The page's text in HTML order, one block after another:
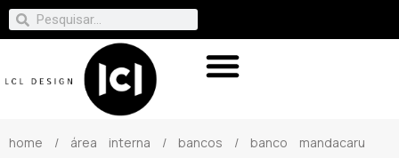
home / área interna / bancos / banco mandacaru